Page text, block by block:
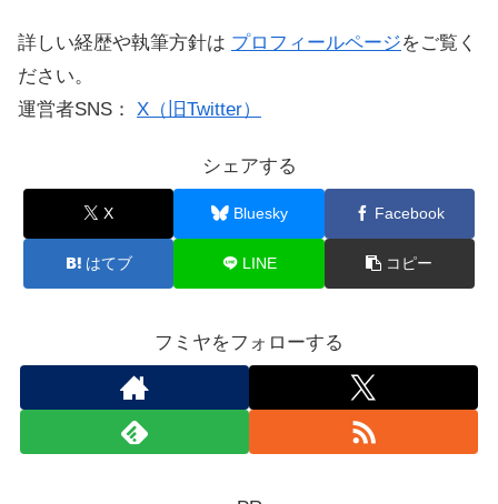
詳しい経歴や執筆方針は プロフィールページをご覧く
ださい。
運営者SNS： X（旧Twitter）
シェアする
X Bluesky Facebook
はてブ LINE コピー
フミヤをフォローする